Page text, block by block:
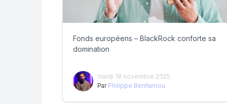
Fonds européens – BlackRock conforte sa
domination
mardi 18 novembre 2025
Par Philippe Benhamou